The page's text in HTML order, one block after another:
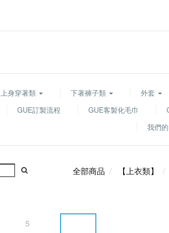
上身穿著類 下著褲子類 外套
GUE訂製流程 GUE客製化毛巾
我們
5
全部商品 【上衣類】